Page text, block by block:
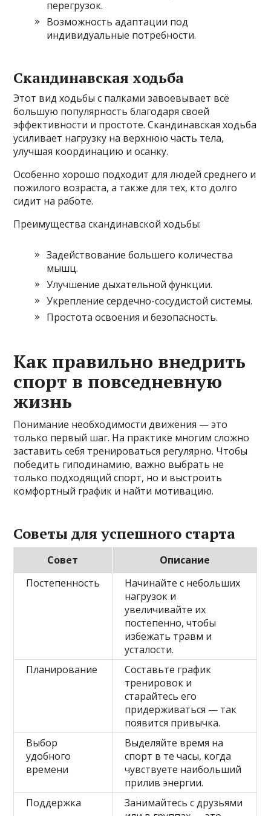
перегрузок.
Возможность адаптации под
индивидуальные потребности.
Скандинавская ходьба
Этот вид ходьбы с палками завоевывает всё
большую популярность благодаря своей
эффективности и простоте. Скандинавская ходьба
усиливает нагрузку на верхнюю часть тела,
улучшая координацию и осанку.
Особенно хорошо подходит для людей среднего и
пожилого возраста, а также для тех, кто долго
сидит на работе.
Преимущества скандинавской ходьбы:
Задействование большего количества
мышц.
Улучшение дыхательной функции.
Укрепление сердечно-сосудистой системы.
Простота освоения и безопасность.
Как правильно внедрить
спорт в повседневную
жизнь
Понимание необходимости движения — это
только первый шаг. На практике многим сложно
заставить себя тренироваться регулярно. Чтобы
победить гиподинамию, важно выбрать не
только подходящий спорт, но и выстроить
комфортный график и найти мотивацию.
Советы для успешного старта
Совет
Описание
Постепенность
Начинайте с небольших
нагрузок и
увеличивайте их
постепенно, чтобы
избежать травм и
усталости.
Планирование
Составьте график
тренировок и
старайтесь его
придерживаться — так
появится привычка.
Выбор
удобного
времени
Выделяйте время на
спорт в те часы, когда
чувствуете наибольший
прилив энергии.
Поддержка
Занимайтесь с друзьями